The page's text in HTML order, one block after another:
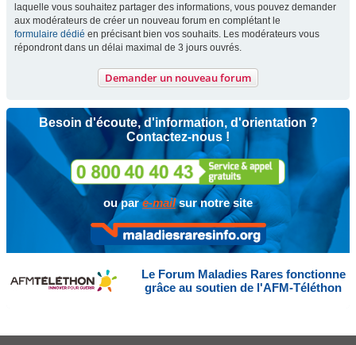
laquelle vous souhaitez partager des informations, vous pouvez demander
aux modérateurs de créer un nouveau forum en complétant le
formulaire dédié en précisant bien vos souhaits. Les modérateurs vous
répondront dans un délai maximal de 3 jours ouvrés.
Demander un nouveau forum
Besoin d'écoute, d'information, d'orientation ?
Contactez-nous !
ou pare-mailsur notre site
Le Forum Maladies Rares fonctionne
grâce au soutien de l'AFM-Téléthon